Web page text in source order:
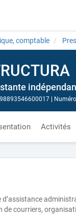
comptable
98893546600017
Activités
de courriers,